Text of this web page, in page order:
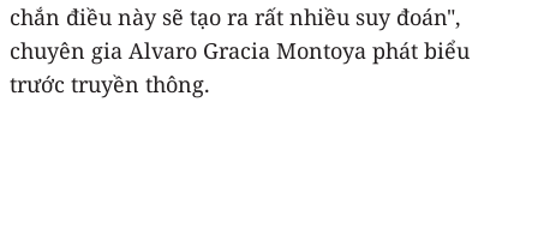
chắn điều này sẽ tạo ra rất nhiều suy đoán",
chuyên gia Alvaro Gracia Montoya phát biểu
trước truyền thông.